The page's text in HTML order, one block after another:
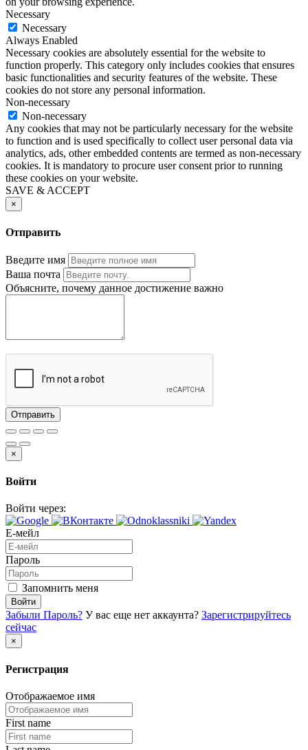
Necessary
Necessary
Always Enabled
Necessary cookies are absolutely essential for the website to
function properly. This category only includes cookies that ensures
basic functionalities and security features of the website. These
cookies do not store any personal information.
Non-necessary
Non-necessary
Any cookies that may not be particularly necessary for the website
to function and is used specifically to collect user personal data via
analytics, ads, other embedded contents are termed as non-necessary
cookies. It is mandatory to procure user consent prior to running
these cookies on your website.
SAVE & ACCEPT
×
Отправить
Введите имя
Ваша почта
Объясните, почему данное достижение важно
Отправить
×
Войти
Войти через:
Е-мейл
Пароль
Запомнить меня
Войти
Забыли Пароль? У вас еще нет аккаунта? Зарегистрируйтесь
сейчас
×
Регистрация
Отображаемое имя
First name